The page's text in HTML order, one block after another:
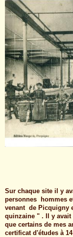
Sur chaque site il y
personnes hommes
venant de Picquigny
quinzaine " . Il y
que certains de mes
certificat d'études à